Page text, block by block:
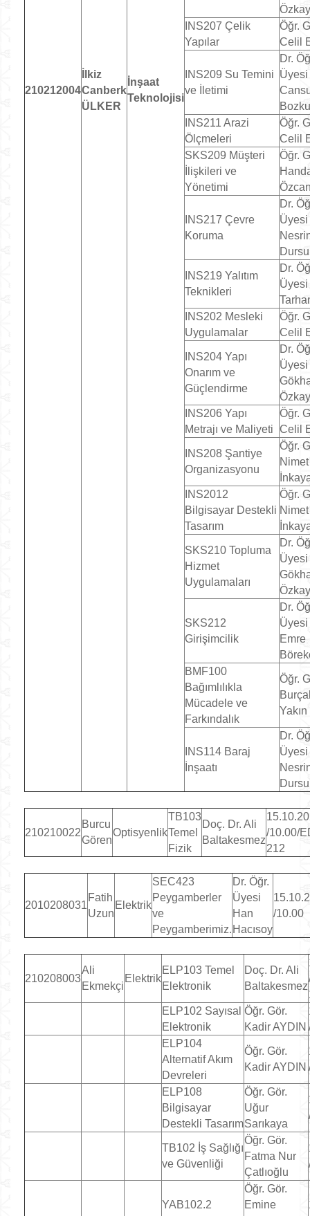
210212004
İlkiz
Canberk
ÜLKER
İnşaat
Teknolojisi
INS207 Çelik
Yapılar
Öğr.
Celil
INS209 Su Temini
ve İletimi
Dr.
Üyesi
INS211 Arazi
Ölçmeleri
Öğr.
Celil
SKS209 Müşteri
İlişkileri ve
Yönetimi
Öğr.
INS217 Çevre
Koruma
Dr.
Üyesi
INS219 Yalıtım
Teknikleri
Dr.
Üyesi
INS202 Mesleki
Uygulamalar
Öğr.
Celil
INS204 Yapı
Onarım ve
Güçlendirme
Dr.
INS206 Yapı
Metrajı ve Maliyeti
Öğr.
Celil
INS208 Şantiye
Organizasyonu
Öğr.
Nimet
INS2012
Bilgisayar Destekli
Tasarım
Öğr.
Nimet
SKS210 Topluma
Hizmet
Uygulamaları
Dr.
SKS212
Girişimcilik
Dr.
Emre
BMF100
Bağımlılıkla
Mücadele ve
Farkındalık
Öğr.
Yakın
INS114 Baraj
İnşaatı
Dr.
Üyesi
210210022
Burcu
Gören
Optisyenlik
TB103
Temel
Fizik
Doç. Dr. Ali
Baltakesmez
/10.00/
212
2010208031
Fatih
Uzun
Elektrik
SEC423
Peygamberler
ve
Peygamberimiz.
Dr. Öğr.
Üyesi
Han
Hacısoy
/10.00
210208003
Ali
Ekmekçi
Elektrik
ELP103 Temel
Elektronik
Doç. Dr. Ali
Baltakesmez
ELP102 Sayısal
Elektronik
Öğr. Gör.
Kadir AYDIN
ELP104
Alternatif Akım
Devreleri
Öğr. Gör.
Kadir AYDIN
ELP108
Bilgisayar
Destekli Tasarım
Öğr. Gör.
Uğur
Sarıkaya
TB102 İş Sağlığı
ve Güvenliği
Öğr. Gör.
Fatma Nur
Çatlıoğlu
YAB102.2
Öğr. Gör.
Emine